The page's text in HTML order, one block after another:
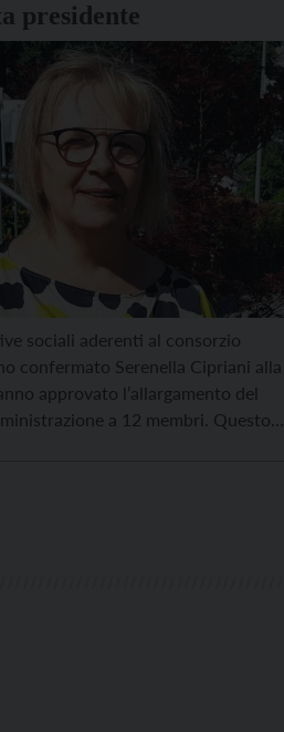
presidente
sociali aderenti al consorzio
confermato Serenella Cipriani alla
approvato l’allargamento del
a 12 membri. Questo il